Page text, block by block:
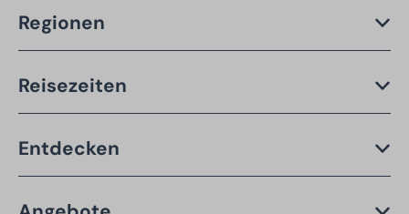
Regionen
Reisezeiten
Entdecken